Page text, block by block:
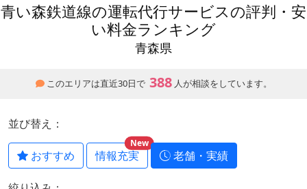
青い森鉄道線の運転代行サービスの評判・安
い料金ランキング
青森県
このエリアは直近30日で 388 人が相談をしています。
並び替え：
おすすめ 情報充実
New
老舗・実績